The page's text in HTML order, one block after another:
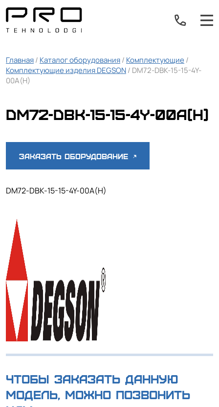
Главная/ Каталог оборудования/ Комплектующие/
Комплектующие изделия DEGSON/ DM72-DBK-15-15-4Y-
00A(H)
DM72-DBK-15-15-4Y-00A(H)
Заказать оборудование
DM72-DBK-15-15-4Y-00A(H)
Чтобы заказать данную
модель, можно позвонить